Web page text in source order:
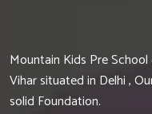
Mountain Kids Pre
Vihar situated in Delhi ,
solid Foundation.